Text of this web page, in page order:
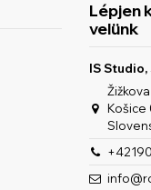
Lépjen
velünk
IS Studio,
Košice